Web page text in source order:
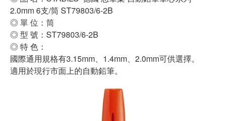
2.0mm 6支/筒 ST79803/6-2B
◎ 單 位：筒
◎ 型 號：ST79803/6-2B
◎ 特 色：
國際通用規格有3.15mm、1.4mm、2.0mm可供選擇。
適用於現行市面上的自動鉛筆。